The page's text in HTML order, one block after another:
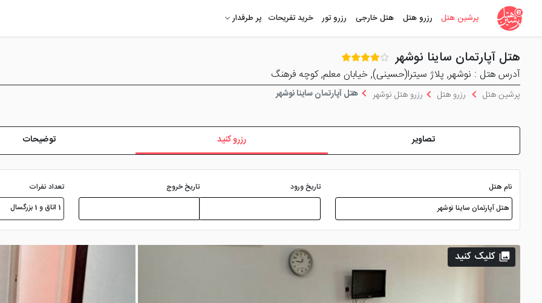
پرشین هتل رزرو هتل هتل خارجی رزرو تور خرید تفریحات پر طرفدار
هتل آپارتمان ساینا نوشهر
آدرس هتل : نوشهر, پلاژ سیترا(حسینی), خیابان معلم, کوچه فرهنگ
پرشین هتل رزرو هتل رزرو هتل نوشهر هتل آپارتمان ساینا نوشهر
تصاویر رزرو کنید توضیحات
نام هتل تاریخ ورود تاریخ خروج
تعداد نفرات
1 اتاق و 1 بزرگسال
کلیک کنید